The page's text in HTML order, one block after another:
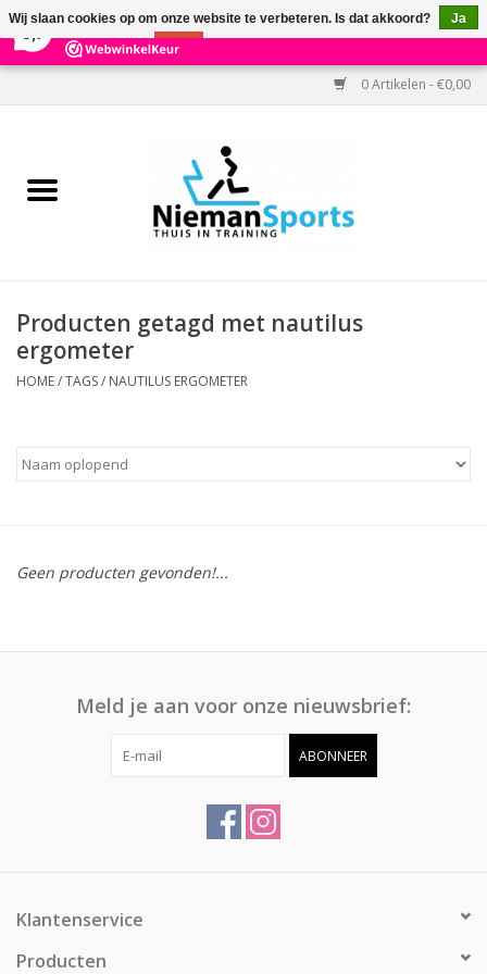
303 Reviews ×
0 Artikelen - €0,00
Home
Kracht
Kantoor & Medisch
Contact
Producten getagd met nautilus
ergometer
HOME/TAGS/ NAUTILUS ERGOMETER
Geen producten gevonden!...
Meld je aan voor onze nieuwsbrief:
ABONNEER
Klantenservice
Producten
Wij slaan cookies op om onze website te verbeteren. Is dat akkoord?
Ja
Nee